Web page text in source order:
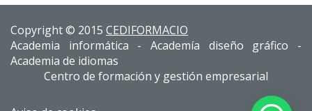
Copyright © 2015 CEDIFORMACIO
Academia informática - Academía diseño gráfico -
Academia de idiomas
Centro de formación y gestión empresarial